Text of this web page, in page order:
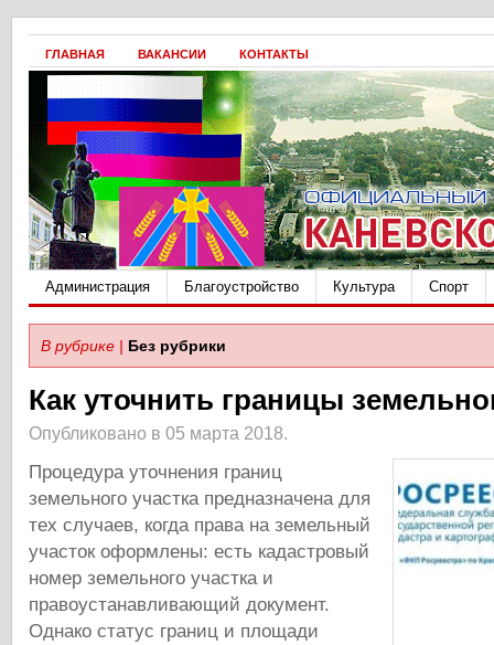
ГЛАВНАЯ ВАКАНСИИ КОНТАКТЫ
Администрация Благоустройство Культура Спорт
В рубрике | Без рубрики
Как уточнить границы
Опубликовано в 05 марта 2018.
Процедура уточнения границ
земельного участка предназначена для
тех случаев, когда права на земельный
участок оформлены: есть кадастровый
номер земельного участка и
правоустанавливающий документ.
Однако статус границ и площади